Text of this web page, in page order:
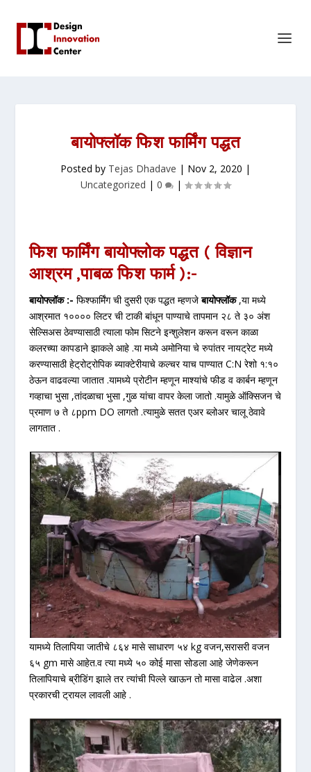
बायोफ्लॉक फिश फार्मिंग पद्धत
Posted by Tejas Dhadave | Nov 2, 2020 |
Uncategorized | 0 |
फिश फार्मिंग बायोफ्लोक पद्धत ( विज्ञान
आश्रम ,पाबळ फिश फार्म ):-
बायोफ्लॉक :-फिश्फार्मिंग ची दुसरी एक पद्धत म्हणजेबायोफ्लॉक,या मध्ये
आश्रमात १०००० लिटर ची टाकी बांधून पाण्याचे तापमान २८ ते ३० अंश
सेल्सिअस ठेवण्यासाठी त्याला फोम सिटने इन्शुलेशन करून वरून काळा
कलरच्या कापडाने झाकले आहे .या मध्ये अमोनिया चे रुपांतर नायट्रेट मध्ये
करण्यासाठी हेट्रोट्रोपिक ब्याक्टेरीयाचे कल्चर याच पाण्यात C:N रेशो १:१०
ठेऊन वाढवल्या जातात .यामध्ये प्रोटीन म्हणून माश्यांचे फीड व कार्बन म्हणून
गव्हाचा भुसा ,तांदळाचा भुसा ,गुळ यांचा वापर केला जातो .यामुळे ऑक्सिजन चे
प्रमाण ७ ते ८ppm DO लागतो .त्यामुळे सतत एअर ब्लोअर चालू ठेवावे
लागतात .
यामध्ये तिलापिया जातीचे ८६४ मासे साधारण ५४ kg वजन,सरासरी वजन
६५ gm मासे आहेत.व त्या मध्ये ५० कोई मासा सोडला आहे जेणेकरून
तिलापियाचे ब्रीडिंग झाले तर त्यांची पिल्ले खाऊन तो मासा वाढेल .अशा
प्रकारची ट्रायल लावली आहे .